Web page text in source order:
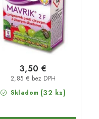
Skladom (32 ks)
2,85 € bez DPH
3,50 €